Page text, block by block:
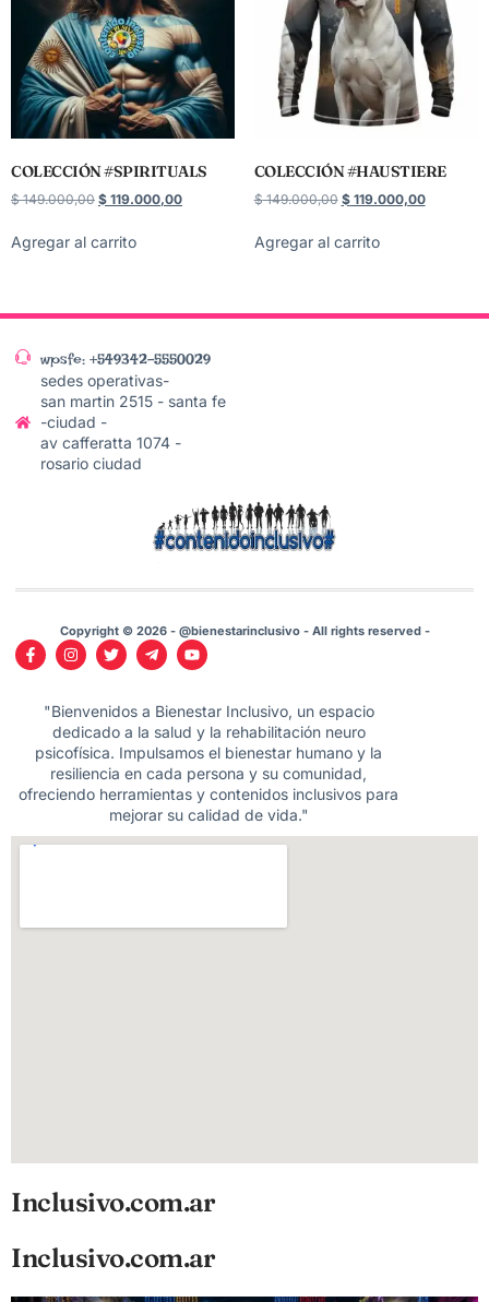
COLECCIÓN #SPIRITUALS
$149.000,00 $ 119.000,00
Agregar al carrito
COLECCIÓN #HAUSTIERE
$149.000,00 $119.000,00
Agregar al carrito
wpsfe: +549342-5550029
sedes operativas-
san martin 2515 - santa fe
-ciudad -
av cafferatta 1074 -
rosario ciudad
Copyright © 2026 - @bienestarinclusivo - All rights reserved -
"Bienvenidos a Bienestar Inclusivo, un espacio
dedicado a la salud y la rehabilitación neuro
psicofísica. Impulsamos el bienestar humano y la
resiliencia en cada persona y su comunidad,
ofreciendo herramientas y contenidos inclusivos para
mejorar su calidad de vida."
Inclusivo.com.ar
Inclusivo.com.ar